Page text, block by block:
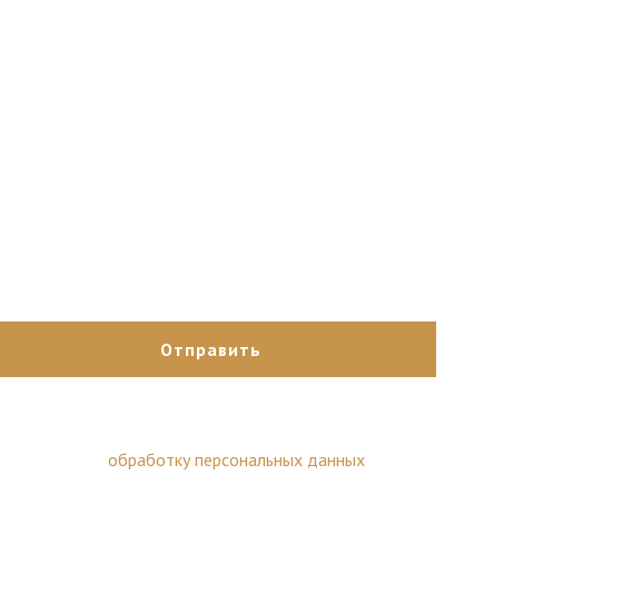
обработку персональных данных.